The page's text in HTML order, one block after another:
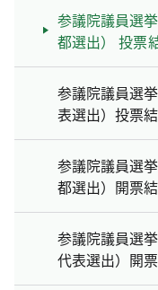
参議院議員選
都選出） 投票
参議院議員選
表選出）投票
参議院議員選
都選出）開票
参議院議員選
代表選出）開